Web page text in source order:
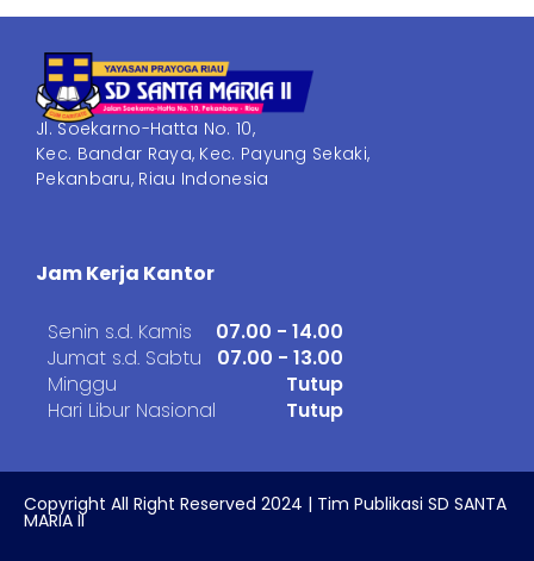
Jl. Soekarno-Hatta No. 10,
Kec. Bandar Raya, Kec. Payung Sekaki,
Pekanbaru, Riau Indonesia
Jam Kerja Kantor
Senin s.d. Kamis
Jumat s.d. Sabtu
Minggu
Hari Libur Nasional
07.00 - 14.00
07.00 - 13.00
Tutup
Tutup
Copyright All Right Reserved 2024 | Tim Publikasi SD SANTA
MARIA II